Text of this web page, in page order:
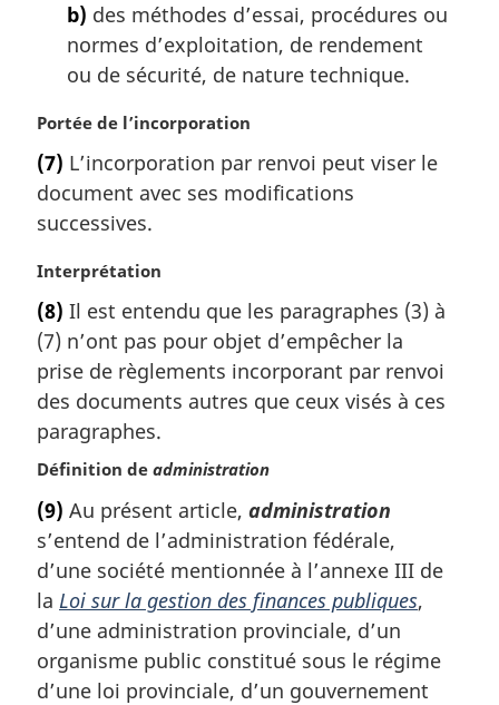
b) des méthodes d’essai, procédures ou
normes d’exploitation, de rendement
ou de sécurité, de nature technique.
N
t
e
m
r
i
n
a
e
:
Portée de l’incorporation
(7) L’incorporation par renvoi peut viser le
document avec ses modifications
successives.
N
t
e
m
a
g
i
a
l
e
:
Interprétation
(8) Il est entendu que les paragraphes (3) à
(7) n’ont pas pour objet d’empêcher la
prise de règlements incorporant par renvoi
des documents autres que ceux visés à ces
paragraphes.
Définition de administration
(9) Au présent article, administration
s’entend de l’administration fédérale,
d’une société mentionnée à l’annexe III de
la Loi sur la gestion des finances publiques,
d’une administration provinciale, d’un
organisme public constitué sous le régime
d’une loi provinciale, d’un gouvernement